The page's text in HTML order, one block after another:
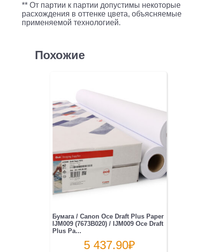
** От партии к партии допустимы некоторые
расхождения в оттенке цвета, объясняемые
применяемой технологией.
Похожие
Бумага / Canon Oce Draft Plus Paper
IJM009 (7673B020) / IJM009 Oce Draft
Plus Pa...
5 437.90₽